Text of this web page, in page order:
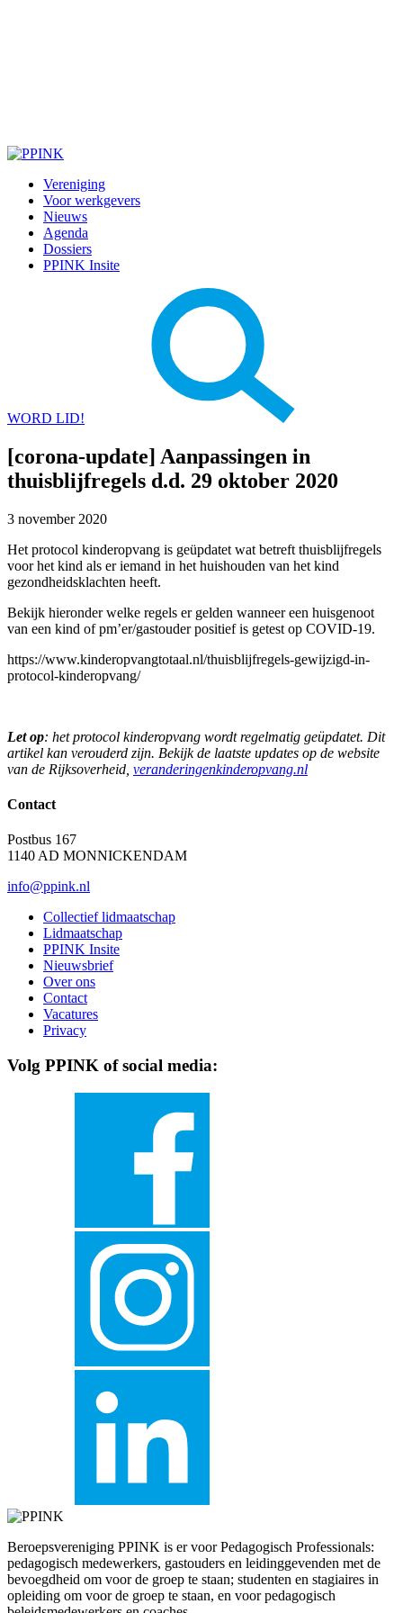
Vereniging
Voor werkgevers
Nieuws
Agenda
Dossiers
PPINK Insite
WORD LID!
[corona-update] Aanpassingen in
thuisblijfregels d.d. 29 oktober 2020
3 november 2020
Het protocol kinderopvang is geüpdatet wat betreft thuisblijfregels
voor het kind als er iemand in het huishouden van het kind
gezondheidsklachten heeft.
Bekijk hieronder welke regels er gelden wanneer een huisgenoot
van een kind of pm’er/gastouder positief is getest op COVID-19.
https://www.kinderopvangtotaal.nl/thuisblijfregels-gewijzigd-in-
protocol-kinderopvang/
Let op: het protocol kinderopvang wordt regelmatig geüpdatet. Dit
artikel kan verouderd zijn. Bekijk de laatste updates op de website
van de Rijksoverheid, veranderingenkinderopvang.nl
Contact
Postbus 167
1140 AD MONNICKENDAM
info@ppink.nl
Collectief lidmaatschap
Lidmaatschap
PPINK Insite
Nieuwsbrief
Over ons
Contact
Vacatures
Privacy
Volg PPINK of social media:
Beroepsvereniging PPINK is er voor Pedagogisch Professionals:
pedagogisch medewerkers, gastouders en leidinggevenden met de
bevoegdheid om voor de groep te staan; studenten en stagiaires in
opleiding om voor de groep te staan, en voor pedagogisch